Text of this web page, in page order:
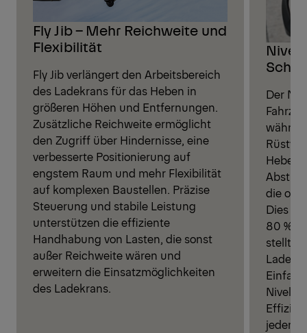
Fly Jib – Mehr Reichweite und
Flexibilität
Fly Jib verlängert den Arbeitsbereich
des Ladekrans für das Heben in
größeren Höhen und Entfernungen.
Zusätzliche Reichweite ermöglicht
den Zugriff über Hindernisse, eine
verbesserte Positionierung auf
engstem Raum und mehr Flexibilität
auf komplexen Baustellen. Präzise
Steuerung und stabile Leistung
unterstützen die effiziente
Handhabung von Lasten, die sonst
außer Reichweite wären und
erweitern die Einsatzmöglichkeiten
des Ladekrans.
Der
die
Dies
80 %,
stellt
jeder